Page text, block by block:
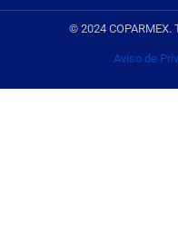
© 2024
Aviso de